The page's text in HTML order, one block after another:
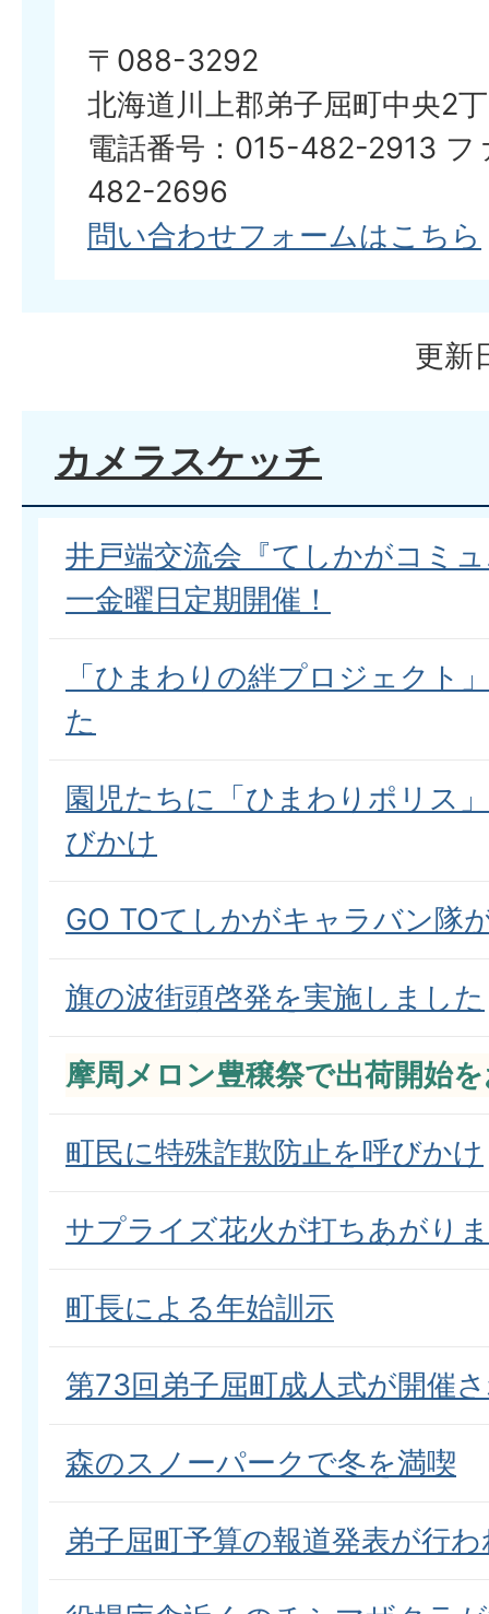
〒088-3292
北海道川上郡弟子屈町中央2
電話番号：015-482-2913 フ
482-2696
問い合わせフォームはこちら
更新
カメラスケッチ
井戸端交流会『てしかがコミ
一金曜日定期開催！
「ひまわりの絆プロジェクト
た
園児たちに「ひまわりポリス
びかけ
GO TOてしかがキャラバン隊
旗の波街頭啓発を実施しました
摩周メロン豊穣祭で出荷開始
町民に特殊詐欺防止を呼びかけ
サプライズ花火が打ちあがり
町長による年始訓示
第73回弟子屈町成人式が開催
森のスノーパークで冬を満喫
弟子屈町予算の報道発表が行